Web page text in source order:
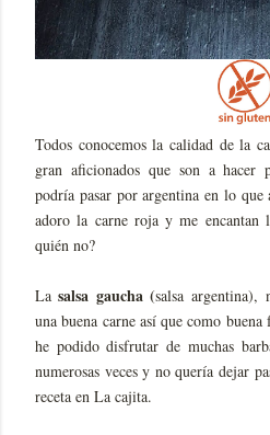
Todos conocemos la calidad de la
gran aficionados que son a hacer
podría pasar por argentina en lo que
adoro la carne roja y me encantan
quién no?
Lasalsa gaucha (salsa argentina),
una buena carne así que como
he podido disfrutar de muchas
numerosas veces y no quería dejar
receta en La cajita.